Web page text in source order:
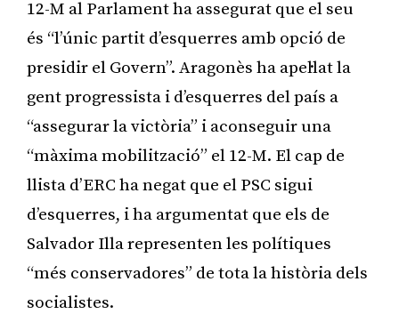
12-M al Parlament ha assegurat que el seu
és “l’únic partit d’esquerres amb opció de
presidir el Govern”. Aragonès ha apel·lat la
gent progressista i d’esquerres del país a
“assegurar la victòria” i aconseguir una
“màxima mobilització” el 12-M. El cap de
llista d’ERC ha negat que el PSC sigui
d’esquerres, i ha argumentat que els de
Salvador Illa representen les polítiques
“més conservadores” de tota la història dels
socialistes.